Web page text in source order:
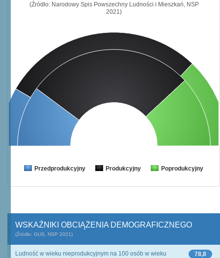
(Źródło: Narodowy Spis Powszechny Ludności i Mieszkań, NSP
2021)
Przedprodukcyjny Produkcyjny Poprodukcyjny
WSKAŹNIKI OBCIĄŻENIA DEMOGRAFICZNEGO
(Źródło: GUS, NSP 2021)
78,8
Ludność w wieku nieprodukcyjnym na 100 osób w wieku